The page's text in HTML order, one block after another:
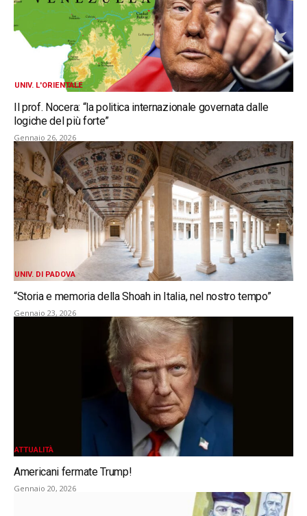
UNIV. L'ORIENTALE
Il prof. Nocera: “la politica internazionale governata dalle
logiche del più forte”
Gennaio 26, 2026
UNIV. DI PADOVA
“Storia e memoria della Shoah in Italia, nel nostro tempo”
Gennaio 23, 2026
ATTUALITÀ
Americani fermate Trump!
Gennaio 20, 2026